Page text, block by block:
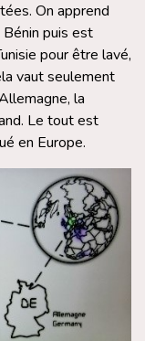
On apprend
puis est
pour être lavé,
vaut seulement
la
Le tout est
en Europe.